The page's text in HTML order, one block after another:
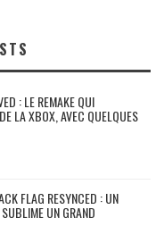
: LE REMAKE QUI
LA XBOX, AVEC QUELQUES
FLAG RESYNCED : UN
UN GRAND